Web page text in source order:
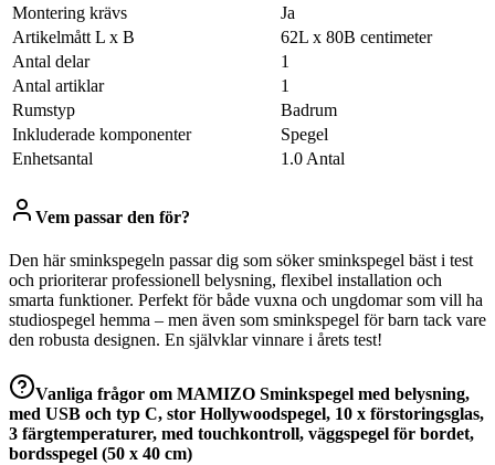
Montering krävs
Ja
Artikelmått L x B
62L x 80B centimeter
Antal delar
1
Antal artiklar
1
Rumstyp
Badrum
Inkluderade komponenter
Spegel
Enhetsantal
1.0 Antal
Vem passar den för?
Den här sminkspegeln passar dig som söker sminkspegel bäst i test
och prioriterar professionell belysning, flexibel installation och
smarta funktioner. Perfekt för både vuxna och ungdomar som vill ha
studiospegel hemma – men även som sminkspegel för barn tack vare
den robusta designen. En självklar vinnare i årets test!
Vanliga frågor om MAMIZO Sminkspegel med belysning,
med USB och typ C, stor Hollywoodspegel, 10 x förstoringsglas,
3 färgtemperaturer, med touchkontroll, väggspegel för bordet,
bordsspegel (50 x 40 cm)